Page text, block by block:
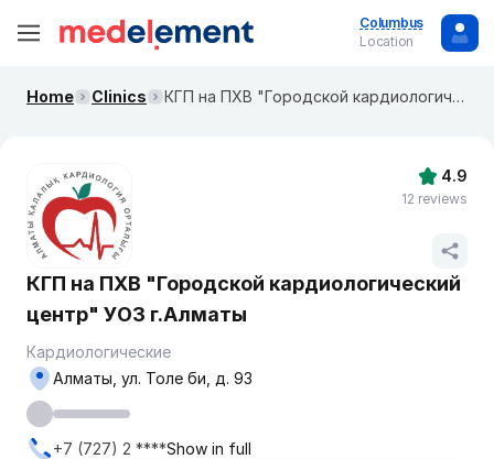
Columbus
Location
Home Clinics КГП на ПХВ "Городской кардиологический центр" УОЗ г.Алматы
КГП на ПХВ "Городской кардиологический
центр" УОЗ г.Алматы
Кардиологические
Алматы, ул. Толе би, д. 93
+7 (727) 2 ****Show in full
4.9
12 reviews